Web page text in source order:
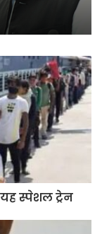
स्पेशल ट्रेन